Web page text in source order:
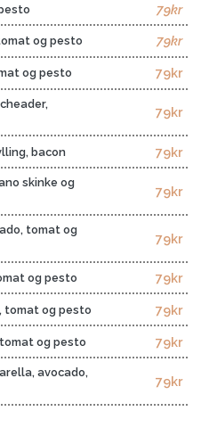
79kr
og pesto 79kr
og pesto 79kr
79kr
bacon 79kr
skinke og
79kr
tomat og
79kr
og pesto 79kr
tomat og pesto 79kr
og pesto 79kr
avocado,
79kr